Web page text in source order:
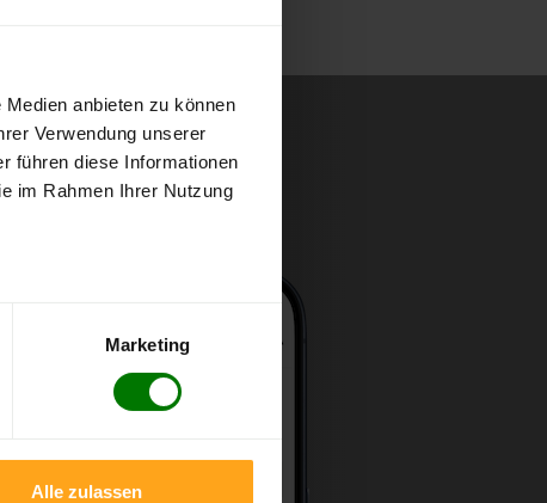
anbieten zu können
Verwendung unserer
führen diese Informationen
im Rahmen Ihrer Nutzung
Marketing
Alle zulassen